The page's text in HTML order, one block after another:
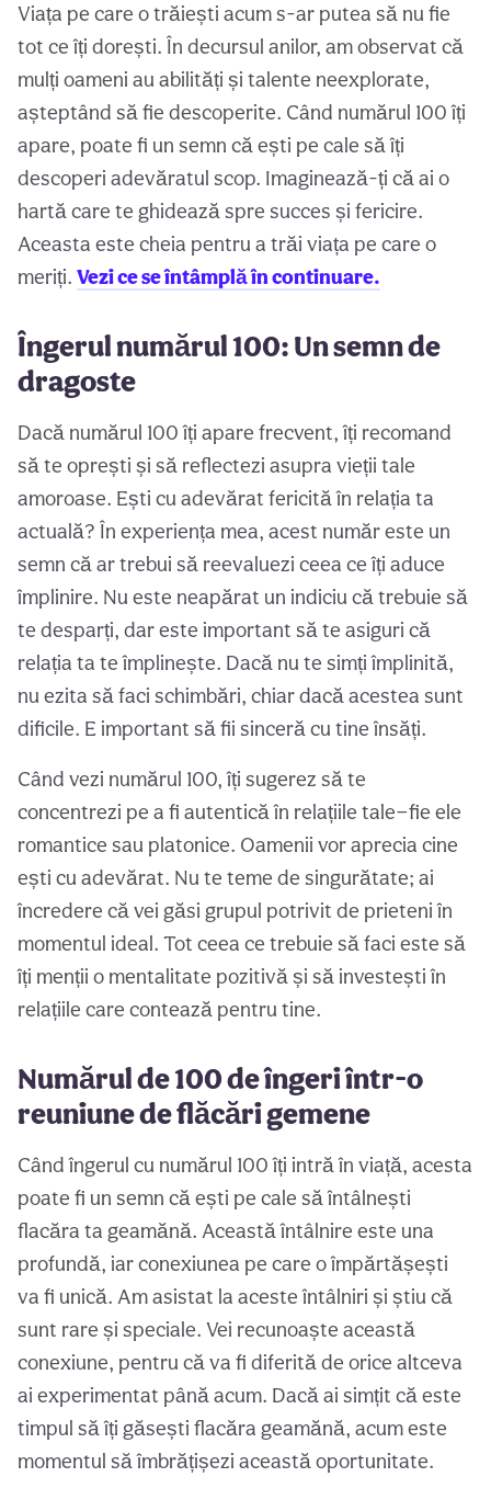
Viața pe care o trăiești acum s-ar putea să nu fie
tot ce îți dorești. În decursul anilor, am observat că
mulți oameni au abilități și talente neexplorate,
așteptând să fie descoperite. Când numărul 100 îți
apare, poate fi un semn că ești pe cale să îți
descoperi adevăratul scop. Imaginează-ți că ai o
hartă care te ghidează spre succes și fericire.
Aceasta este cheia pentru a trăi viața pe care o
meriți. Vezi ce se întâmplă în continuare.
Îngerul numărul 100: Un semn de
dragoste
Dacă numărul 100 îți apare frecvent, îți recomand
să te oprești și să reflectezi asupra vieții tale
amoroase. Ești cu adevărat fericită în relația ta
actuală? În experiența mea, acest număr este un
semn că ar trebui să reevaluezi ceea ce îți aduce
împlinire. Nu este neapărat un indiciu că trebuie să
te desparți, dar este important să te asiguri că
relația ta te împlinește. Dacă nu te simți împlinită,
nu ezita să faci schimbări, chiar dacă acestea sunt
dificile. E important să fii sinceră cu tine însăți.
Când vezi numărul 100, îți sugerez să te
concentrezi pe a fi autentică în relațiile tale—fie ele
romantice sau platonice. Oamenii vor aprecia cine
ești cu adevărat. Nu te teme de singurătate; ai
încredere că vei găsi grupul potrivit de prieteni în
momentul ideal. Tot ceea ce trebuie să faci este să
îți menții o mentalitate pozitivă și să investești în
relațiile care contează pentru tine.
Numărul de 100 de îngeri într-o
reuniune de flăcări gemene
Când îngerul cu numărul 100 îți intră în viață, acesta
poate fi un semn că ești pe cale să întâlnești
flacăra ta geamănă. Această întâlnire este una
profundă, iar conexiunea pe care o împărtășești
va fi unică. Am asistat la aceste întâlniri și știu că
sunt rare și speciale. Vei recunoaște această
conexiune, pentru că va fi diferită de orice altceva
ai experimentat până acum. Dacă ai simțit că este
timpul să îți găsești flacăra geamănă, acum este
momentul să îmbrățișezi această oportunitate.